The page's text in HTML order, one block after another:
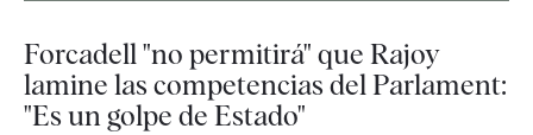
Forcadell "no permitirá" que Rajoy
lamine las competencias del Parlament:
"Es un golpe de Estado"